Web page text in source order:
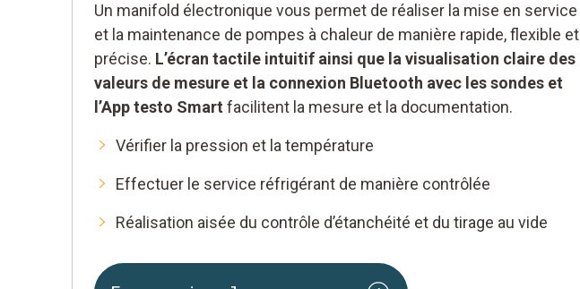
Un manifold électronique vous permet de réaliser la mise en service
et la maintenance de pompes à chaleur de manière rapide, flexible et
précise. L’écran tactile intuitif ainsi que la visualisation claire des
valeurs de mesure et la connexion Bluetooth avec les sondes et
l’App testo Smart facilitent la mesure et la documentation.
Vérifier la pression et la température
Effectuer le service réfrigérant de manière contrôlée
Réalisation aisée du contrôle d’étanchéité et du tirage au vide